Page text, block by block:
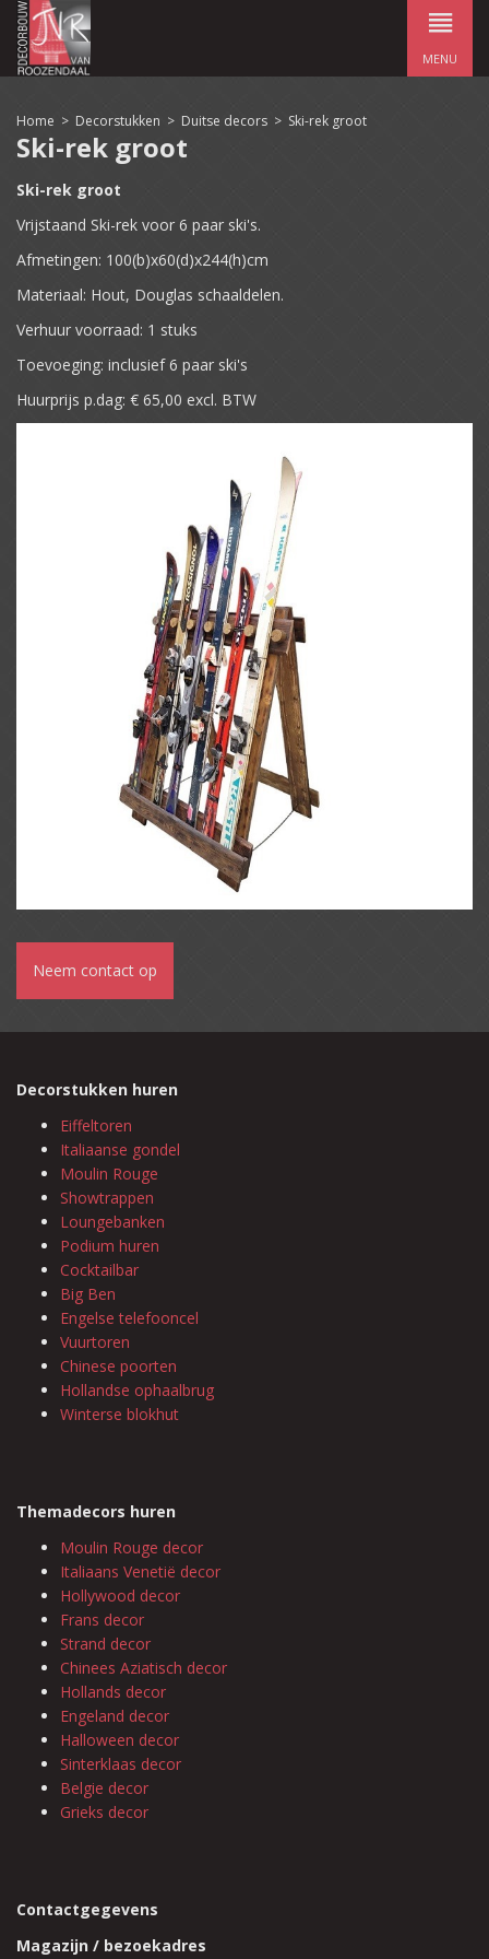
MENU
Home > Decorstukken > Duitse decors > Ski-rek groot
Ski-rek groot
Ski-rek groot
Vrijstaand Ski-rek voor 6 paar ski's.
Afmetingen: 100(b)x60(d)x244(h)cm
Materiaal: Hout, Douglas schaaldelen.
Verhuur voorraad: 1 stuks
Toevoeging: inclusief 6 paar ski's
Huurprijs p.dag: € 65,00 excl. BTW
Neem contact op
Decorstukken huren
Eiffeltoren
Italiaanse gondel
Moulin Rouge
Showtrappen
Loungebanken
Podium huren
Cocktailbar
Big Ben
Engelse telefooncel
Vuurtoren
Chinese poorten
Hollandse ophaalbrug
Winterse blokhut
Themadecors huren
Moulin Rouge decor
Italiaans Venetië decor
Hollywood decor
Frans decor
Strand decor
Chinees Aziatisch decor
Hollands decor
Engeland decor
Halloween decor
Sinterklaas decor
Belgie decor
Grieks decor
Contactgegevens
Magazijn / bezoekadres